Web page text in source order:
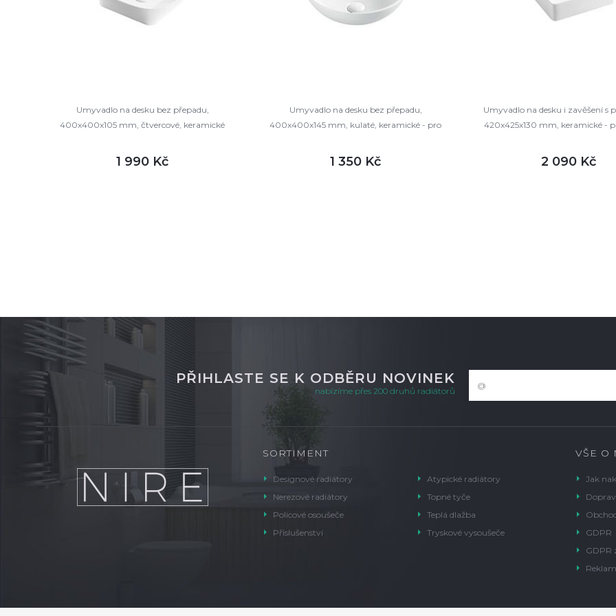
Umyvadlo na desku bez přepadu,
400x400x105 mm, čtvercové, keramické
1 990 Kč
Umyvadlo na desku bez přepadu,
400x400x145 mm, kulaté, keramické - pro
1 350 Kč
Umyvadlo na desku i zavěšení s
420x425x130 mm, keramické -
2 090 Kč
PŘIHLASTE SE K ODBĚRU NOVINEK
nabízíme přes 200 druhů radiátorů
SORTIMENT
Designové radiátory
Nerezové radiátory
Policové osoušeče
Příslušenství
Atypické radiátory
Topné tyče
Teplá dlažba
Tryskové vysoušeče
VŠE O
Jak
GDPR
GDPR